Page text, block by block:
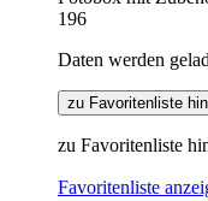
196
Daten werden
zu Favoritenliste
zu Favoritenliste
Favoritenliste